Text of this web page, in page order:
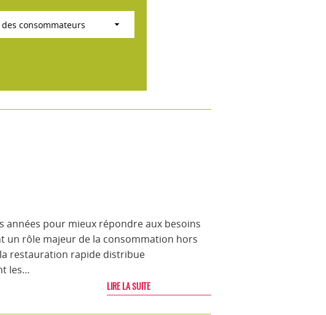
années pour mieux répondre aux besoins
un rôle majeur de la consommation hors
restauration rapide distribue
les…
LIRE LA SUITE